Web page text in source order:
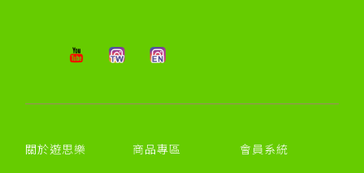
關於遊思樂 商品專區 會員系統